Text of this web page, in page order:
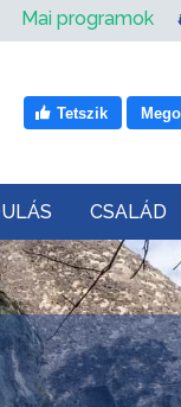
Mai programok
Tetszik
CSALÁD